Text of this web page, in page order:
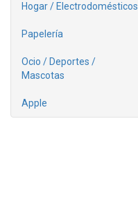
Hogar / Electrodomésticos
Papelería
Ocio / Deportes /
Mascotas
Apple